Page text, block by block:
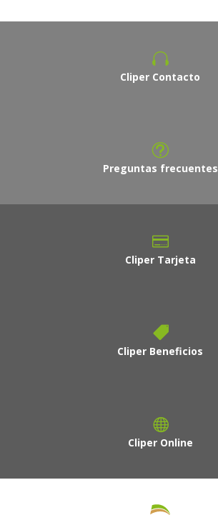
Cliper Contacto
Preguntas frecuentes
Cliper Tarjeta
Cliper Beneficios
Cliper Online